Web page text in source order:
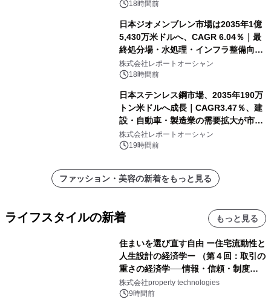
18時間前
日本ジオメンブレン市場は2035年1億
5,430万米ドルへ、CAGR 6.04％｜最
終処分場・水処理・インフラ整備向け
需要拡大
株式会社レポートオーシャン
18時間前
日本ステンレス鋼市場、2035年190万
トン米ドルへ成長｜CAGR3.47％、建
設・自動車・製造業の需要拡大が市場
を牽引
株式会社レポートオーシャン
19時間前
ファッション・美容の新着をもっと見る
ライフスタイルの新着 もっと見る
住まいを選び直す自由 ー住宅流動性と
人生設計の経済学ー （第４回：取引の
重さの経済学──情報・信頼・制度を
PropTechはどう組み替えるか）｜
PropTech-Lab
株式会社property technologies
9時間前